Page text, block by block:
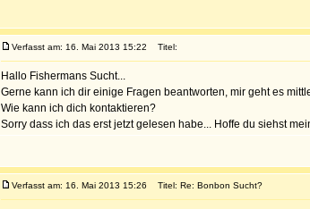
Verfasst am: 16. Mai 2013 15:22 Titel:
Hallo Fishermans Sucht...
Gerne kann ich dir einige Fragen beantworten, mir geht es
Wie kann ich dich kontaktieren?
Sorry dass ich das erst jetzt gelesen habe... Hoffe du siehst
Verfasst am: 16. Mai 2013 15:26 Titel: Re: Bonbon Sucht?